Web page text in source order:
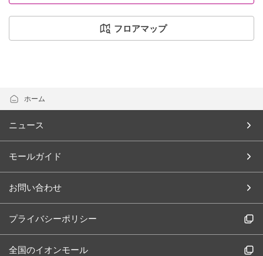
フロアマップ
ホーム
ニュース
モールガイド
お問い合わせ
プライバシーポリシー
全国のイオンモール